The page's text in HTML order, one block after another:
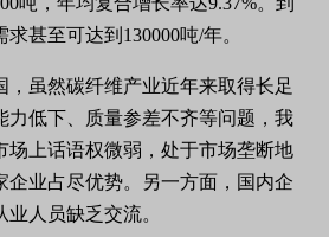
甚至可达到130000吨/年。
，虽然碳纤维产业近年来取得长足
力低下、质量参差不齐等问题，我
场上话语权微弱，处于市场垄断地
企业占尽优势。另一方面，国内企
人员缺乏交流。